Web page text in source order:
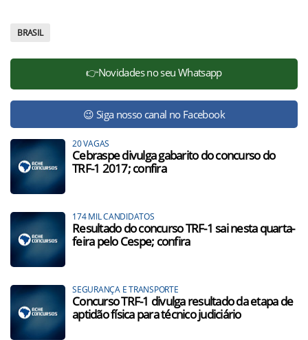
BRASIL
👉Novidades no seu Whatsapp
😉 Siga nosso canal no Facebook
20 VAGAS
Cebraspe divulga gabarito do concurso do
TRF-1 2017; confira
174 MIL CANDIDATOS
Resultado do concurso TRF-1 sai nesta quarta-
feira pelo Cespe; confira
SEGURANÇA E TRANSPORTE
Concurso TRF-1 divulga resultado da etapa de
aptidão física para técnico judiciário